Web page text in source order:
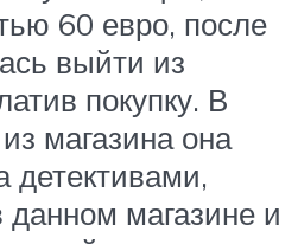
60 евро, после
выйти из
покупку. В
магазина она
детективами,
магазине и